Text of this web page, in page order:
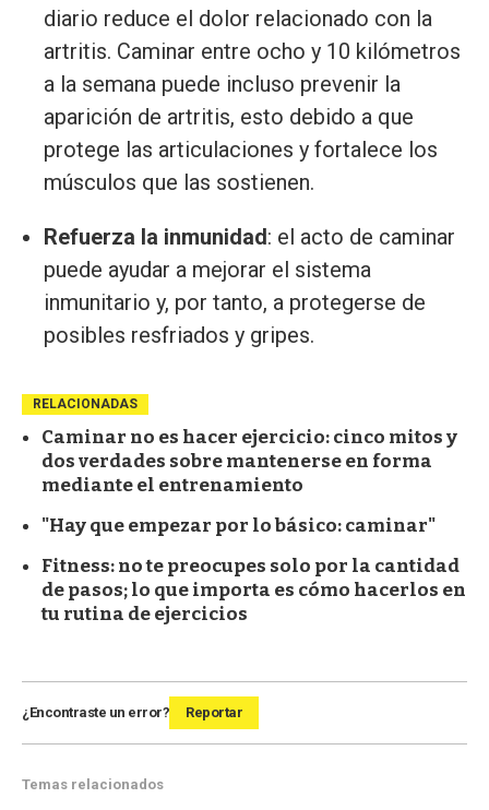
diario reduce el dolor relacionado con la
artritis. Caminar entre ocho y 10 kilómetros
a la semana puede incluso prevenir la
aparición de artritis, esto debido a que
protege las articulaciones y fortalece los
músculos que las sostienen.
Refuerza la inmunidad: el acto de caminar
puede ayudar a mejorar el sistema
inmunitario y, por tanto, a protegerse de
posibles resfriados y gripes.
RELACIONADAS
Caminar no es hacer ejercicio: cinco mitos y
dos verdades sobre mantenerse en forma
mediante el entrenamiento
"Hay que empezar por lo básico: caminar"
Fitness: no te preocupes solo por la cantidad
de pasos; lo que importa es cómo hacerlos en
tu rutina de ejercicios
¿Encontraste un error? Reportar
Temas relacionados